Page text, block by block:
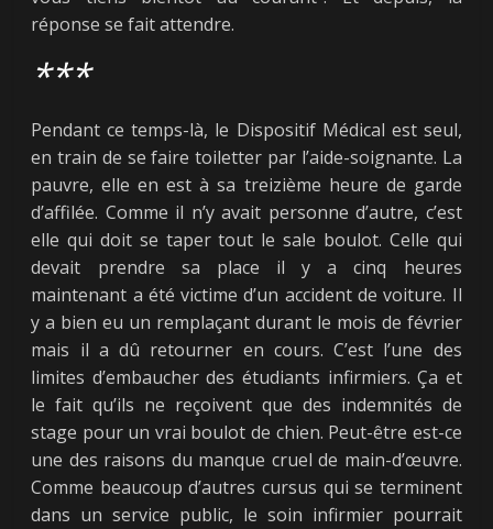
réponse se fait attendre.
***
Pendant ce temps-là, le Dispositif Médical est seul,
en train de se faire toiletter par l’aide-soignante. La
pauvre, elle en est à sa treizième heure de garde
d’affilée. Comme il n’y avait personne d’autre, c’est
elle qui doit se taper tout le sale boulot. Celle qui
devait prendre sa place il y a cinq heures
maintenant a été victime d’un accident de voiture. Il
y a bien eu un remplaçant durant le mois de février
mais il a dû retourner en cours. C’est l’une des
limites d’embaucher des étudiants infirmiers. Ça et
le fait qu’ils ne reçoivent que des indemnités de
stage pour un vrai boulot de chien. Peut-être est-ce
une des raisons du manque cruel de main-d’œuvre.
Comme beaucoup d’autres cursus qui se terminent
dans un service public, le soin infirmier pourrait